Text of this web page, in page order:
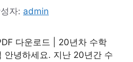
자: admin
다운로드 | 20년차 수학
안녕하세요. 지난 20년간 수